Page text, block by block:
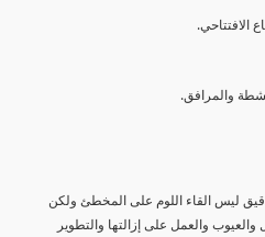
ليس القاء اللوم على المخطئ ولكن
والعمل على إزالتها والتطوير